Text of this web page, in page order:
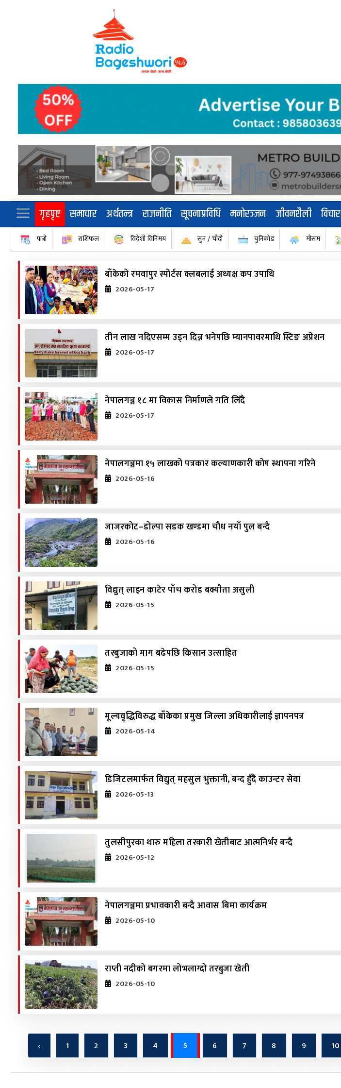
गृहपृष्ट समाचार अर्थतन्त्र राजनीति सूचनाप्रविधि मनोरञ्जन जीवनशैली विचार
पात्रो राशिफल विदेशी विनिमय सुन / चाँदी युनिकोड मौसम
बाँकेको रमवापुर स्पोर्टस क्लबलाई अध्यक्ष कप उपाधि
2026-05-17
तीन लाख नदिएसम्म उड्न दिन्न भनेपछि म्यानपावरमाथि स्टिङ अप्रेशन
2026-05-17
नेपालगञ्ज १८ मा विकास निर्माणले गति लिँदै
2026-05-17
नेपालगञ्जमा १५ लाखको पत्रकार कल्याणकारी कोष स्थापना गरिने
2026-05-16
जाजरकोट–डोल्पा सडक खण्डमा चौध नयाँ पुल बन्दै
2026-05-16
विद्युत् लाइन काटेर पाँच करोड बक्यौता असुली
2026-05-15
तरबुजाको माग बढेपछि किसान उत्साहित
2026-05-15
मूल्यवृद्धिविरुद्ध बाँकेका प्रमुख जिल्ला अधिकारीलाई ज्ञापनपत्र
2026-05-14
डिजिटलमार्फत विद्युत् महसुल भुक्तानी, बन्द हुँदै काउन्टर सेवा
2026-05-13
तुलसीपुरका थारु महिला तरकारी खेतीबाट आत्मनिर्भर बन्दै
2026-05-12
नेपालगञ्जमा प्रभावकारी बन्दै आवास बिमा कार्यक्रम
2026-05-10
राप्ती नदीको बगरमा लोभलाग्दो तरबुजा खेती
2026-05-10
‹ 1 2 3 4 5 6 7 8 9 10